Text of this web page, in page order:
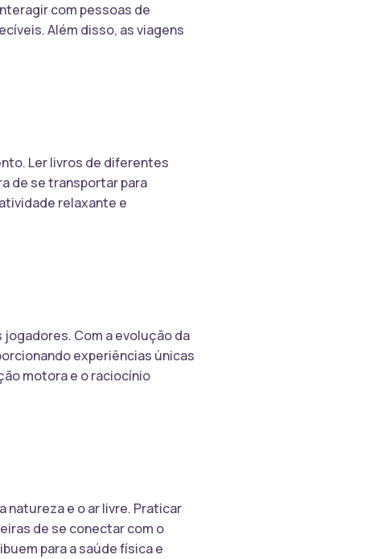
com pessoas de
Além disso, as viagens
Ler livros de diferentes
de se transportar para
relaxante e
Com a evolução da
experiências únicas
motora e o raciocínio
natureza e o ar livre. Praticar
de se conectar com o
para a saúde física e